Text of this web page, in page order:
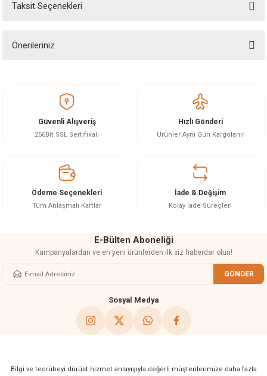
Ürün hakkında henüz soru sorulmamış.
Taksit Seçenekleri
Önerileriniz
Görüş ve önerileriniz için teşekkür ederiz.
Ürün resmi kalitesiz, bozuk veya görüntülenemiyor.
Ürün bilgilerinde hatalar bulunuyor.
Bu ürüne benzer farklı alternatifler olmalı.
Güvenli Alışveriş
256Bit SSL Sertifikalı
Hızlı Gönderi
Ürünler Aynı Gün Kargolanır
Ödeme Seçenekleri
Tüm Anlaşmalı Kartlar
İade & Değişim
Kolay İade Süreçleri
E-Bülten Aboneliği
Kampanyalardan ve en yeni ürünlerden ilk siz haberdar olun!
GÖNDER
Sosyal Medya
Bilgi ve tecrübeyi dürüst hizmet anlayışıyla değerli müşterilerimize daha fazla